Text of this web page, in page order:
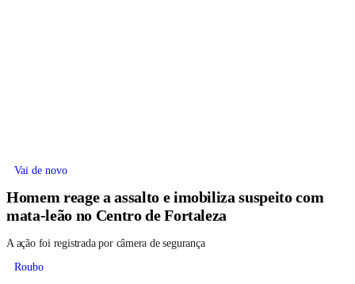
Vai de novo
Homem reage a assalto e imobiliza suspeito com
mata-leão no Centro de Fortaleza
A ação foi registrada por câmera de segurança
Roubo